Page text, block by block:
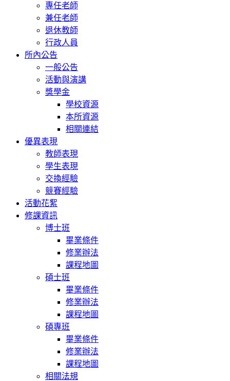
專任老師
兼任老師
退休教師
行政人員
所內公告
一般公告
活動與演講
獎學金
學校資源
本所資源
相關連結
優異表現
教師表現
學生表現
交換經驗
競賽經驗
活動花絮
修課資訊
博士班
畢業條件
修業辦法
課程地圖
碩士班
畢業條件
修業辦法
課程地圖
碩專班
畢業條件
修業辦法
課程地圖
相關法規